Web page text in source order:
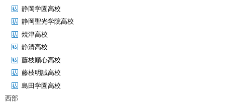
静岡学園高校
静岡聖光学院高校
焼津高校
静清高校
藤枝順心高校
藤枝明誠高校
島田学園高校
西部